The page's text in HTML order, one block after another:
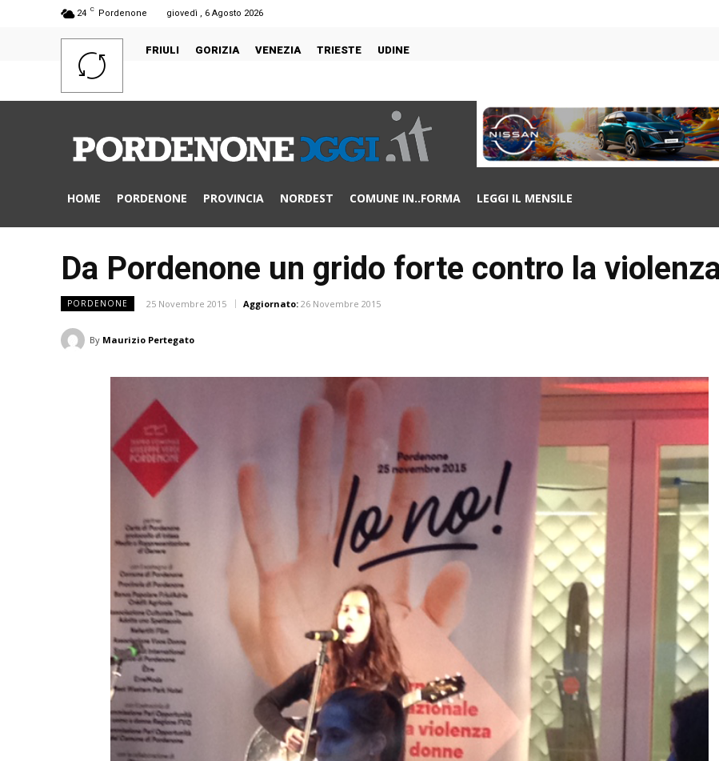
24 C Pordenone giovedì , 6 Agosto 2026
FRIULI GORIZIA VENEZIA TRIESTE UDINE
HOME PORDENONE PROVINCIA NORDEST COMUNE IN..FORMA LEGGI IL MENSILE
Da Pordenone un grido forte contro la
PORDENONE 25 Novembre 2015 Aggiornato: 26 Novembre 2015
By Maurizio Pertegato